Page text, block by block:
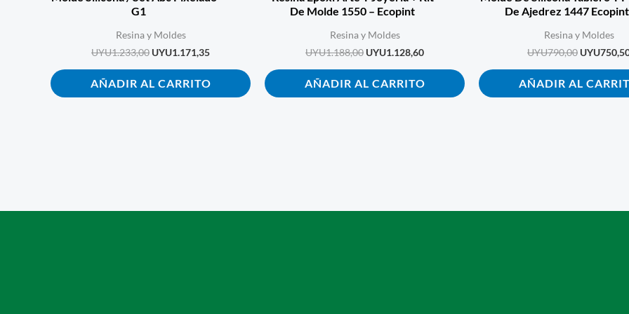
G1
Resina y Moldes
UYU1.233,00 UYU1.171,35
AÑADIR AL CARRITO
De Molde 1550 – Ecopint
Resina y Moldes
UYU1.188,00 UYU1.128,60
AÑADIR AL CARRITO
De Ajedrez 1447 Ecopint
Resina y Moldes
UYU790,00 UYU
AÑADIR AL